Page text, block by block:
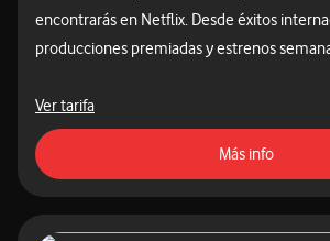
encontrarás en Netflix. Desde éxitos
producciones premiadas y estrenos
Ver tarifaacceder a las tarifas destacadas
Más infoacceso